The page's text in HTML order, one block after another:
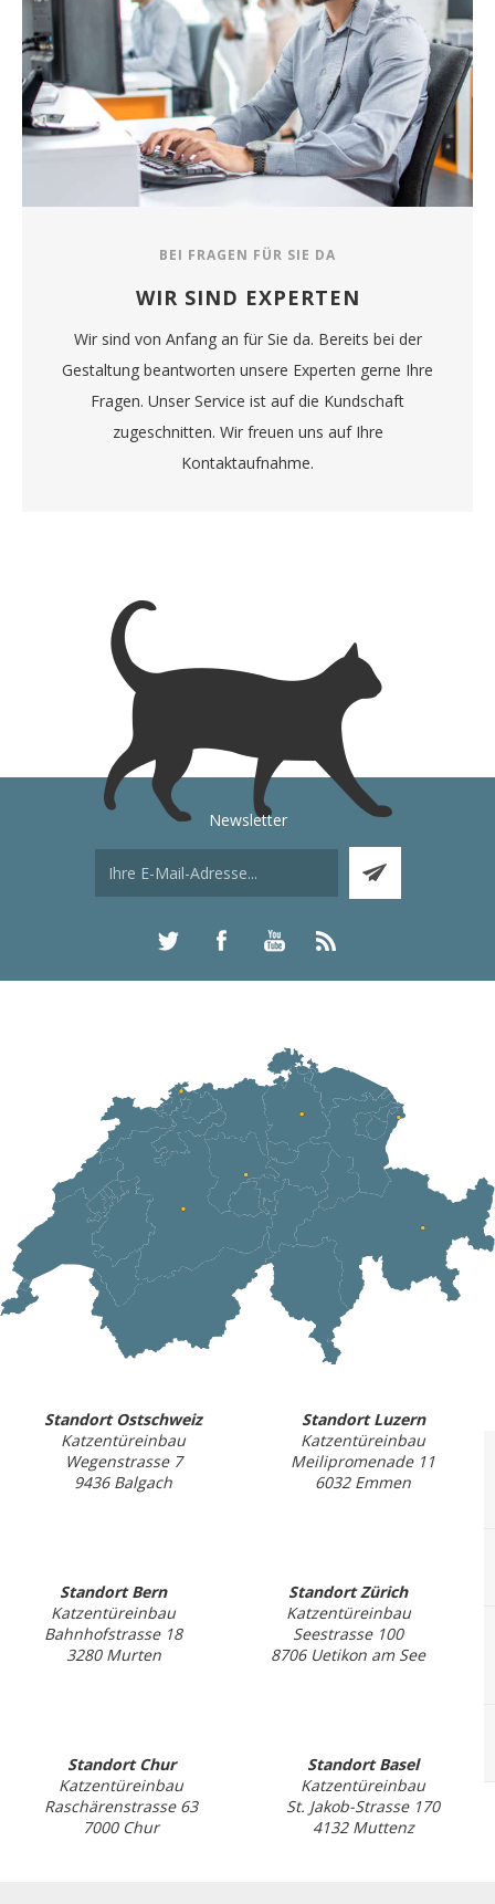
BEI FRAGEN FÜR SIE DA
WIR SIND EXPERTEN
Wir sind von Anfang an für Sie da. Bereits bei der
Gestaltung beantworten unsere Experten gerne Ihre
Fragen. Unser Service ist auf die Kundschaft
zugeschnitten. Wir freuen uns auf Ihre
Kontaktaufnahme.
Newsletter
Standort Ostschweiz
Katzentüreinbau
Wegenstrasse 7
9436 Balgach
Standort Luzern
Katzentüreinbau
Meilipromenade 11
6032 Emmen
Standort Bern
Katzentüreinbau
Bahnhofstrasse 18
3280 Murten
Standort Zürich
Katzentüreinbau
Seestrasse 100
8706 Uetikon am See
Standort Chur
Katzentüreinbau
Raschärenstrasse 63
7000 Chur
Standort Basel
Katzentüreinbau
St. Jakob-Strasse 170
4132 Muttenz